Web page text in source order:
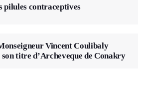
pilules contraceptives
Vincent Coulibaly
son titre d’Archeveque de Conakry